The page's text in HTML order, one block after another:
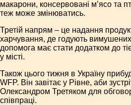
макарони, консервовані м’ясо та
теж може змінюватись.
Третій напрям – це надання
харчування, де годують
допомога має стати додатком до
у місті.
Також цього тижня в Україну
WFP. Він завітає у Рівне, аби
Олександром Третяком для
співпраці.